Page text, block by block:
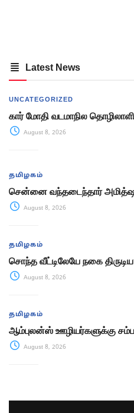
Latest News
UNCATEGORIZED
கார் மோதி வடமாநில தொழிலாளி
August 8, 2026
தமிழகம்
சென்னை வந்தடைந்தார்
August 8, 2026
தமிழகம்
சொந்த வீட்டிலேயே நகை திருடிய
August 8, 2026
தமிழகம்
ஆம்புலன்ஸ் ஊழியர்களுக்கு
August 8, 2026